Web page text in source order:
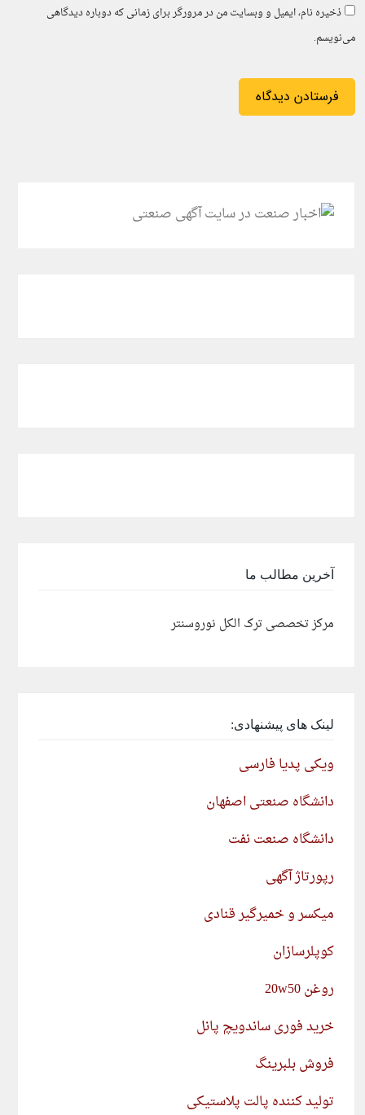
ذخیره نام، ایمیل و وبسایت من در مرورگر برای زمانی که دوباره دیدگاهی
می‌نویسم.
آخرین مطالب ما
مرکز تخصصی ترک الکل نوروسنتر
لینک های پیشنهادی:
ویکی پدیا فارسی
دانشگاه صنعتی اصفهان
دانشگاه صنعت نفت
رپورتاژ آگهی
میکسر و خمیرگیر قنادی
کوپلرسازان
روغن 20w50
خرید فوری ساندویچ پانل
فروش بلبرینگ
تولید کننده پالت پلاستیکی